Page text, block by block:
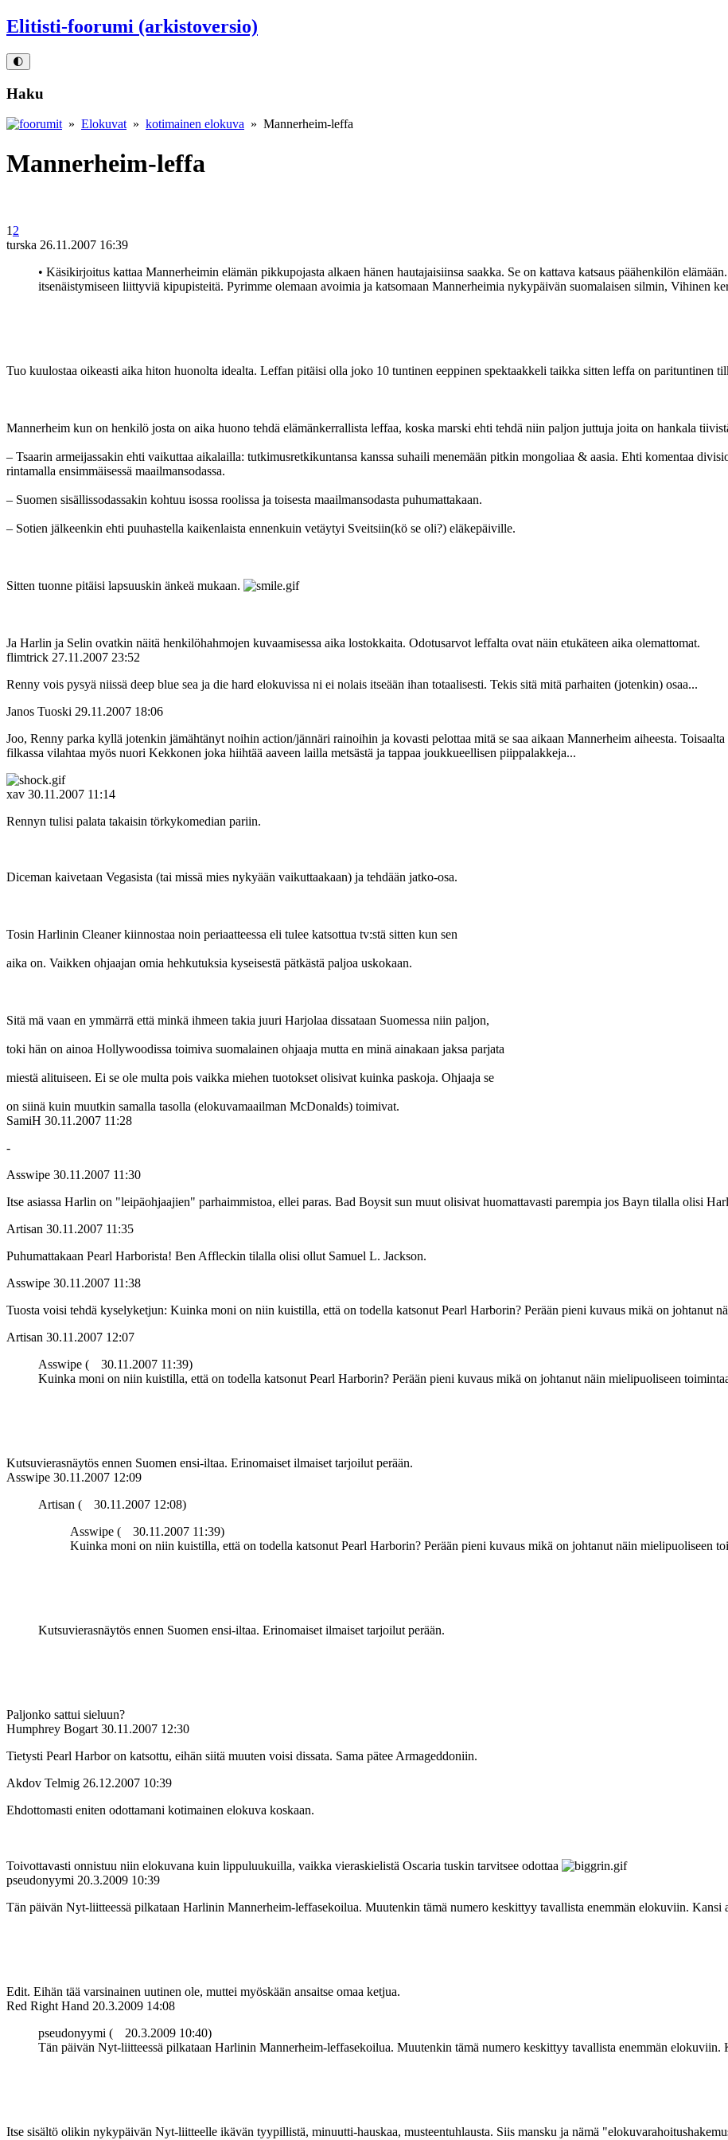
Elitisti-foorumi (arkistoversio)
🌓
Haku
» Elokuvat » kotimainen elokuva » Mannerheim-leffa
Mannerheim-leffa
1 2
turska 26.11.2007 16:39
• Käsikirjoitus kattaa Mannerheimin elämän pikkupojasta alkaen hänen hautajaisiinsa saakka. Se on kattava katsaus päähenkilön
itsenäistymiseen liittyviä kipupisteitä. Pyrimme olemaan avoimia ja katsomaan Mannerheimia nykypäivän suomalaisen silmin, Vihinen
Tuo kuulostaa oikeasti aika hiton huonolta idealta. Leffan pitäisi olla joko 10 tuntinen eeppinen spektaakkeli taikka sitten leffa on parituntinen
Mannerheim kun on henkilö josta on aika huono tehdä elämänkerrallista leffaa, koska marski ehti tehdä niin paljon juttuja joita on hankala
– Tsaarin armeijassakin ehti vaikuttaa aikalailla: tutkimusretkikuntansa kanssa suhaili menemään pitkin mongoliaa & aasia. Ehti komentaa
rintamalla ensimmäisessä maailmansodassa.
– Suomen sisällissodassakin kohtuu isossa roolissa ja toisesta maailmansodasta puhumattakaan.
– Sotien jälkeenkin ehti puuhastella kaikenlaista ennenkuin vetäytyi Sveitsiin(kö se oli?) eläkepäiville.
Sitten tuonne pitäisi lapsuuskin änkeä mukaan.
Ja Harlin ja Selin ovatkin näitä henkilöhahmojen kuvaamisessa aika lostokkaita. Odotusarvot leffalta ovat näin etukäteen aika olemattomat.
flimtrick 27.11.2007 23:52
Renny vois pysyä niissä deep blue sea ja die hard elokuvissa ni ei nolais itseään ihan totaalisesti. Tekis sitä mitä parhaiten (jotenkin) osaa...
Janos Tuoski 29.11.2007 18:06
Joo, Renny parka kyllä jotenkin jämähtänyt noihin action/jännäri rainoihin ja kovasti pelottaa mitä se saa aikaan Mannerheim aiheesta.
filkassa vilahtaa myös nuori Kekkonen joka hiihtää aaveen lailla metsästä ja tappaa joukkueellisen piippalakkeja...
xav 30.11.2007 11:14
Rennyn tulisi palata takaisin törkykomedian pariin.
Diceman kaivetaan Vegasista (tai missä mies nykyään vaikuttaakaan) ja tehdään jatko-osa.
Tosin Harlinin Cleaner kiinnostaa noin periaatteessa eli tulee katsottua tv:stä sitten kun sen
aika on. Vaikken ohjaajan omia hehkutuksia kyseisestä pätkästä paljoa uskokaan.
Sitä mä vaan en ymmärrä että minkä ihmeen takia juuri Harjolaa dissataan Suomessa niin paljon,
toki hän on ainoa Hollywoodissa toimiva suomalainen ohjaaja mutta en minä ainakaan jaksa parjata
miestä alituiseen. Ei se ole multa pois vaikka miehen tuotokset olisivat kuinka paskoja. Ohjaaja se
on siinä kuin muutkin samalla tasolla (elokuvamaailman McDonalds) toimivat.
SamiH 30.11.2007 11:28
-
Asswipe 30.11.2007 11:30
Itse asiassa Harlin on "leipäohjaajien" parhaimmistoa, ellei paras. Bad Boysit sun muut olisivat huomattavasti parempia jos Bayn tilalla olisi
Artisan 30.11.2007 11:35
Puhumattakaan Pearl Harborista! Ben Affleckin tilalla olisi ollut Samuel L. Jackson.
Asswipe 30.11.2007 11:38
Tuosta voisi tehdä kyselyketjun: Kuinka moni on niin kuistilla, että on todella katsonut Pearl Harborin? Perään pieni kuvaus mikä on johtanut
Artisan 30.11.2007 12:07
Asswipe (
30.11.2007 11:39)
Kuinka moni on niin kuistilla, että on todella katsonut Pearl Harborin? Perään pieni kuvaus mikä on johtanut näin mielipuoliseen
Kutsuvierasnäytös ennen Suomen ensi-iltaa. Erinomaiset ilmaiset tarjoilut perään.
Asswipe 30.11.2007 12:09
Artisan (
30.11.2007 12:08)
Asswipe (
30.11.2007 11:39)
Kuinka moni on niin kuistilla, että on todella katsonut Pearl Harborin? Perään pieni kuvaus mikä on johtanut näin mielipuoliseen
Kutsuvierasnäytös ennen Suomen ensi-iltaa. Erinomaiset ilmaiset tarjoilut perään.
Paljonko sattui sieluun?
Humphrey Bogart 30.11.2007 12:30
Tietysti Pearl Harbor on katsottu, eihän siitä muuten voisi dissata. Sama pätee Armageddoniin.
Akdov Telmig 26.12.2007 10:39
Ehdottomasti eniten odottamani kotimainen elokuva koskaan.
Toivottavasti onnistuu niin elokuvana kuin lippuluukuilla, vaikka vieraskielistä Oscaria tuskin tarvitsee odottaa
pseudonyymi 20.3.2009 10:39
Tän päivän Nyt-liitteessä pilkataan Harlinin Mannerheim-leffasekoilua. Muutenkin tämä numero keskittyy tavallista enemmän elokuviin. Kansi
Edit. Eihän tää varsinainen uutinen ole, muttei myöskään ansaitse omaa ketjua.
Red Right Hand 20.3.2009 14:08
pseudonyymi (
20.3.2009 10:40)
Tän päivän Nyt-liitteessä pilkataan Harlinin Mannerheim-leffasekoilua. Muutenkin tämä numero keskittyy tavallista enemmän elokuviin.
Itse sisältö olikin nykypäivän Nyt-liitteelle ikävän tyypillistä, minuutti-hauskaa, musteentuhlausta. Siis mansku ja nämä